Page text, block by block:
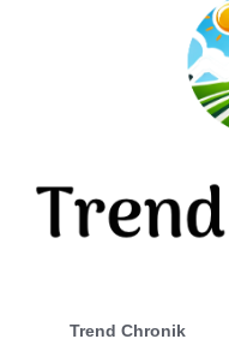
Trend Chronik